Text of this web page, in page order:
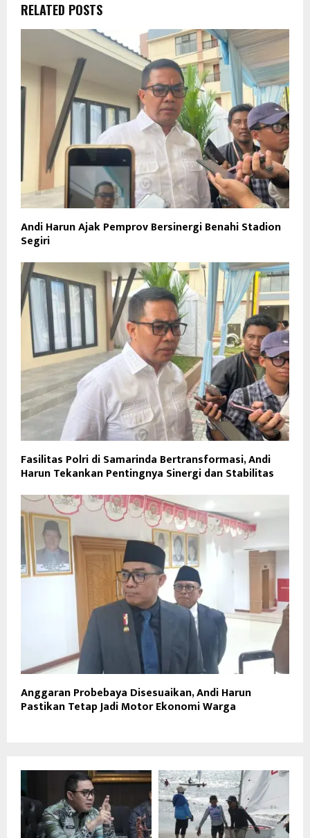
RELATED POSTS
Andi Harun Ajak Pemprov Bersinergi Benahi Stadion
Segiri
Fasilitas Polri di Samarinda Bertransformasi, Andi
Harun Tekankan Pentingnya Sinergi dan Stabilitas
Anggaran Probebaya Disesuaikan, Andi Harun
Pastikan Tetap Jadi Motor Ekonomi Warga